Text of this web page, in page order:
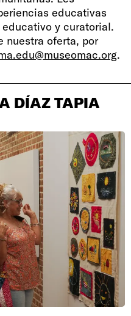
educativas
y curatorial.
nuestra oferta, por
.
DÍAZ TAPIA